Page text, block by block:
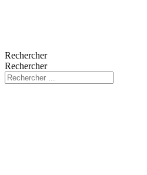
Rechercher
Rechercher